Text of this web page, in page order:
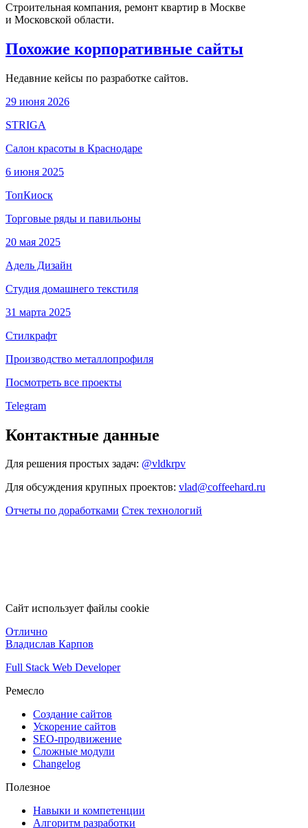
Строительная компания, ремонт квартир в Москве
и Московской области.
Похожие корпоративные сайты
Недавние кейсы по разработке сайтов.
29 июня 2026
STRIGA
Салон красоты в Краснодаре
6 июня 2025
ТопКиоск
Торговые ряды и павильоны
20 мая 2025
Адель Дизайн
Студия домашнего текстиля
31 марта 2025
Стилкрафт
Производство металлопрофиля
Посмотреть все проекты
Telegram
Контактные данные
Для решения простых задач: @vldkrpv
Для обсуждения крупных проектов: vlad@coffeehard.ru
Отчеты по доработками Стек технологий
Сайт использует файлы cookie
Отлично
Владислав Карпов
Full Stack Web Developer
Ремесло
Создание сайтов
Ускорение сайтов
SEO-продвижение
Сложные модули
Changelog
Полезное
Навыки и компетенции
Алгоритм разработки